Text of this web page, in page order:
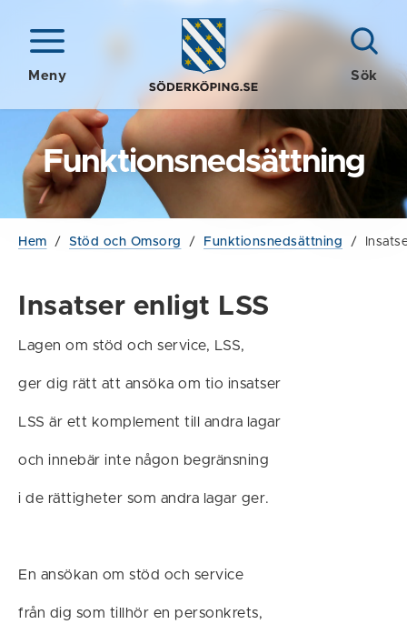
Meny Sök
Funktionsnedsättning
Hem / Stöd och Omsorg / Funktionsnedsättning /
Insatser enligt LSS
Lagen om stöd och service, LSS,
ger dig rätt att ansöka om tio insatser
LSS är ett komplement till andra lagar
och innebär inte någon begränsning
i de rättigheter som andra lagar ger.
En ansökan om stöd och service
från dig som tillhör en personkrets,